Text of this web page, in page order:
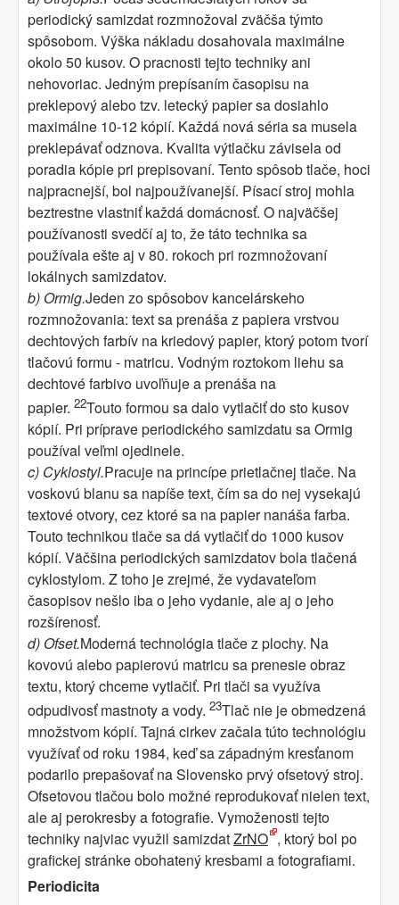
periodický samizdat rozmnožoval zväčša týmto
spôsobom. Výška nákladu dosahovala maximálne
okolo 50 kusov. O pracnosti tejto techniky ani
nehovoriac. Jedným prepísaním časopisu na
preklepový alebo tzv. letecký papier sa dosiahlo
maximálne 10-12 kópií. Každá nová séria sa musela
preklepávať odznova. Kvalita výtlačku závisela od
poradia kópie pri prepisovaní. Tento spôsob tlače, hoci
najpracnejší, bol najpoužívanejší. Písací stroj mohla
beztrestne vlastniť každá domácnosť. O najväčšej
používanosti svedčí aj to, že táto technika sa
používala ešte aj v 80. rokoch pri rozmnožovaní
lokálnych samizdatov.
b) Ormig.Jeden zo spôsobov kancelárskeho
rozmnožovania: text sa prenáša z papiera vrstvou
dechtových farbív na kriedový papier, ktorý potom tvorí
tlačovú formu - matricu. Vodným roztokom liehu sa
dechtové farbivo uvoľňuje a prenáša na
papier. 22Touto formou sa dalo vytlačiť do sto kusov
kópií. Pri príprave periodického samizdatu sa Ormig
používal veľmi ojedinele.
c) Cyklostyl.Pracuje na princípe prietlačnej tlače. Na
voskovú blanu sa napíše text, čím sa do nej vysekajú
textové otvory, cez ktoré sa na papier nanáša farba.
Touto technikou tlače sa dá vytlačiť do 1000 kusov
kópií. Väčšina periodických samizdatov bola tlačená
cyklostylom. Z toho je zrejmé, že vydavateľom
časopisov nešlo iba o jeho vydanie, ale aj o jeho
rozšírenosť.
d) Ofset.Moderná technológia tlače z plochy. Na
kovovú alebo papierovú matricu sa prenesie obraz
textu, ktorý chceme vytlačiť. Pri tlači sa využíva
odpudivosť mastnoty a vody. 23Tlač nie je obmedzená
množstvom kópií. Tajná cirkev začala túto technológiu
využívať od roku 1984, keď sa západným kresťanom
podarilo prepašovať na Slovensko prvý ofsetový stroj.
Ofsetovou tlačou bolo možné reprodukovať nielen text,
ale aj perokresby a fotografie. Vymoženosti tejto
techniky najviac využil samizdatZrNO , ktorý bol po
grafickej stránke obohatený kresbami a fotografiami.
Periodicita